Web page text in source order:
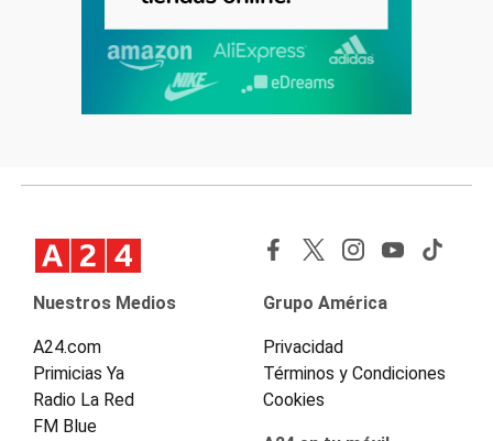
Nuestros Medios
A24.com
Primicias Ya
Radio La Red
FM Blue
Grupo América
Privacidad
Términos y Condiciones
Cookies